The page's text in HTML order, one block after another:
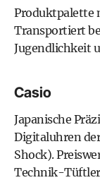
Produktpalette
Transportiert
Jugendlichkeit
Casio
Japanische
Digitaluhren
Shock).
Technik-